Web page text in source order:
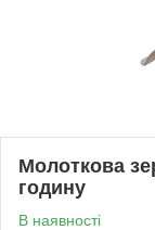
Молоткова
годину
В наявності